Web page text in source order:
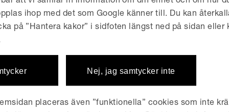
och skiljerättsklubben i Göteborg, PSK
service-minded… an
ihop med det som Google känner till. Du kan
på ”Hantera kakor” i sidfoten längst ned på sidan eller
Nej, jag samtycker inte
placeras även ”funktionella” cookies som inte